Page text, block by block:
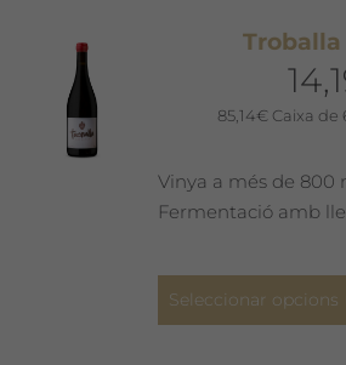
85,14€ Caixa de
Vinya a més de 800
Fermentació amb
Seleccionar opcions